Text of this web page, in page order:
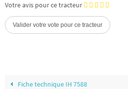
Votre avis pour ce tracteur
Fiche technique IH 7588